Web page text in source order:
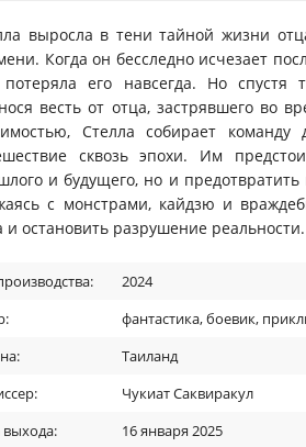
выросла в тени тайной жизни
Когда он бесследно исчезает
его навсегда. Но спустя
весть от отца, застрявшего во
Стелла собирает команду
сквозь эпохи. Им
и будущего, но и
с монстрами, кайдзю и
и остановить разрушение реальности.
2024
фантастика,боевик,
Таиланд
Чукиат Саквиракул
выхода:
16 января 2025